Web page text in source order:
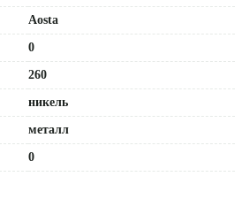
Aosta
0
260
никель
металл
0